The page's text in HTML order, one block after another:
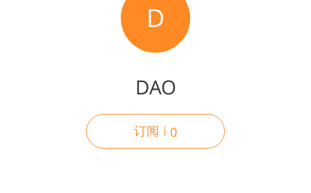
D
DAO
订阅 0